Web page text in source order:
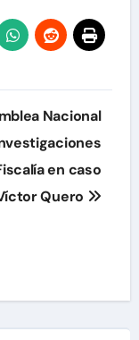
Nacional
en caso
Quero